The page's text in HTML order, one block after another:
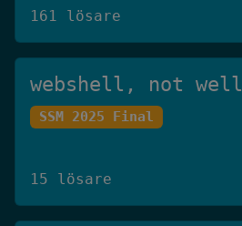
161 lösare
webshell, not well
SSM 2025 Final
15 lösare